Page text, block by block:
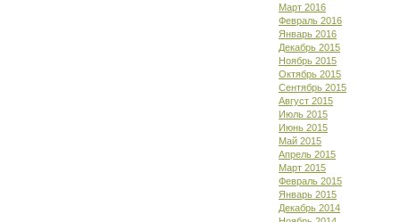
Март 2016
Февраль 2016
Январь 2016
Декабрь 2015
Ноябрь 2015
Октябрь 2015
Сентябрь 2015
Август 2015
Июль 2015
Июнь 2015
Май 2015
Апрель 2015
Март 2015
Февраль 2015
Январь 2015
Декабрь 2014